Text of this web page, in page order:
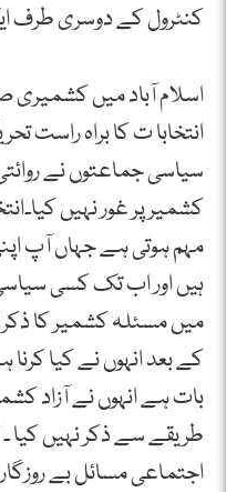
کنٹرول کے دوسری طرف
اسلام آباد میں کشمیری
انتخابا ت کا براہ راست
سیاسی جماعتوں نے
کشمیر پر غور نہیں
مہم ہوتی ہے جہاں آپ
ہیں اور اب تک کسی
میں مسئلہ کشمیر کا
کے بعد انہوں نے کیا
بات ہے انہوں نے آزاد
طریقے سے ذکر نہیں کیا ۔
اجتماعی مسائل بے